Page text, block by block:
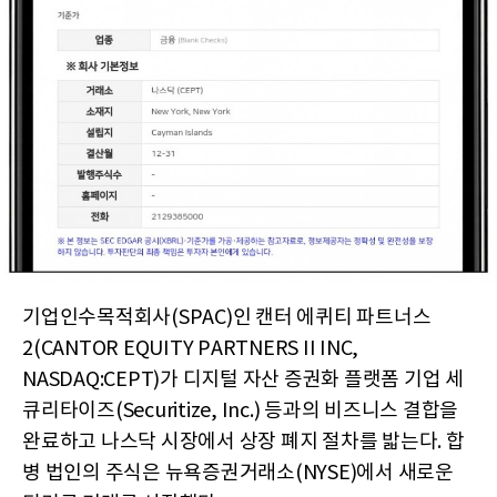
기업인수목적회사(SPAC)인 캔터 에퀴티 파트너스
2(CANTOR EQUITY PARTNERS II INC,
NASDAQ:CEPT)가 디지털 자산 증권화 플랫폼 기업 세
큐리타이즈(Securitize, Inc.) 등과의 비즈니스 결합을
완료하고 나스닥 시장에서 상장 폐지 절차를 밟는다. 합
병 법인의 주식은 뉴욕증권거래소(NYSE)에서 새로운